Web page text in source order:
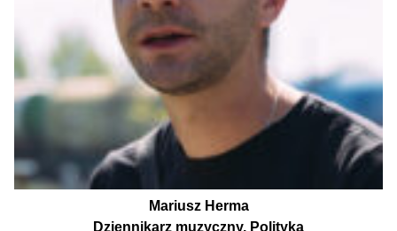
Mariusz Herma
Dziennikarz muzyczny, Polityka